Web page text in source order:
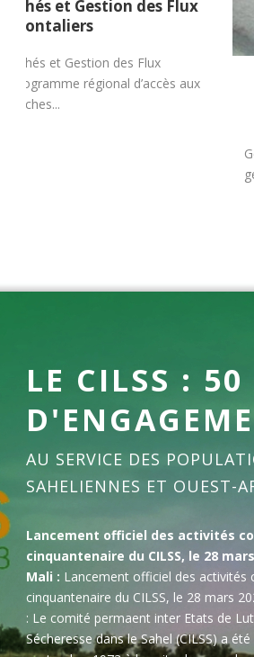
Gestion des Ressources
Gestion des Ressources Naturelles
gestion des ressources naturelles et
LE CILSS : 50
AU SERVICE DES
SAHELIENNES ET OUEST-
Lancement officiel des activités
cinquantenaire du CILSS, le 28
Mali : Lancement officiel des activités
cinquantenaire du CILSS, le 28 mars
: Le comité permaent inter Etats de
Sécheresse dans le Sahel (CILSS) a